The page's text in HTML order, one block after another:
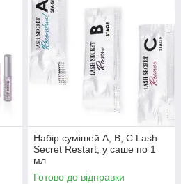
Набір сумішей А, В, С Lash
Secret Restart, у саше по 1
мл
Готово до відправки